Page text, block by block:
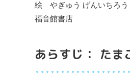
絵 やぎゅう げんいちろう
福音館書店
あらすじ： たま